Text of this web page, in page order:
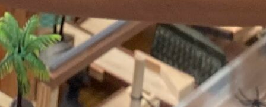
コミュニティコーピング
ドリプロ
ピタゴラ
ライダーズ神社実行委員会
船越ワイナリー